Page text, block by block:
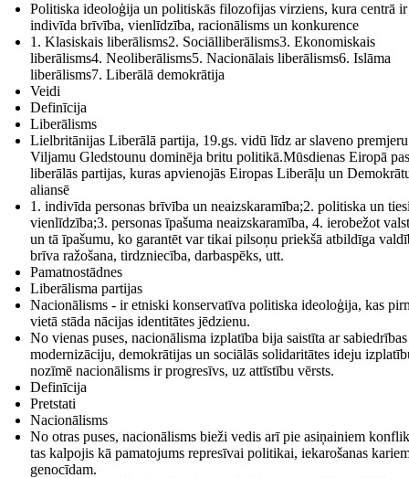
Politiska ideoloģija un politiskās filozofijas virziens, kura centrā ir
indivīda brīvība, vienlīdzība, racionālisms un konkurence
1. Klasiskais liberālisms2. Sociālliberālisms3. Ekonomiskais
liberālisms4. Neoliberālisms5. Nacionālais liberālisms6. Islāma
liberālisms7. Liberālā demokrātija
Veidi
Definīcija
Liberālisms
Lielbritānijas Liberālā partija, 19.gs. vidū līdz ar slaveno premjeru
Viljamu Gledstounu dominēja britu politikā.Mūsdienas Eiropā
liberālās partijas, kuras apvienojās Eiropas Liberāļu un
aliansē
1. indivīda personas brīvība un neaizskaramība;2. politiska un
vienlīdzība;3. personas īpašuma neaizskaramība, 4. ierobežot
un tā īpašumu, ko garantēt var tikai pilsoņu priekšā atbildīga
brīva ražošana, tirdzniecība, darbaspēks, utt.
Pamatnostādnes
Liberālisma partijas
Nacionālisms - ir etniski konservatīva politiska ideoloģija, kas
vietā stāda nācijas identitātes jēdzienu.
No vienas puses, nacionālisma izplatība bija saistīta ar sabiedrības
modernizāciju, demokrātijas un sociālās solidaritātes ideju
nozīmē nacionālisms ir progresīvs, uz attīstību vērsts.
Definīcija
Pretstati
Nacionālisms
No otras puses, nacionālisms bieži vedis arī pie asiņainiem
tas kalpojis kā pamatojums represīvai politikai, iekarošanas
genocīdam.